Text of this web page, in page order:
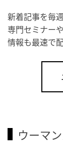
新着記事を毎
専門セミナー
情報も最速で
ウーマ